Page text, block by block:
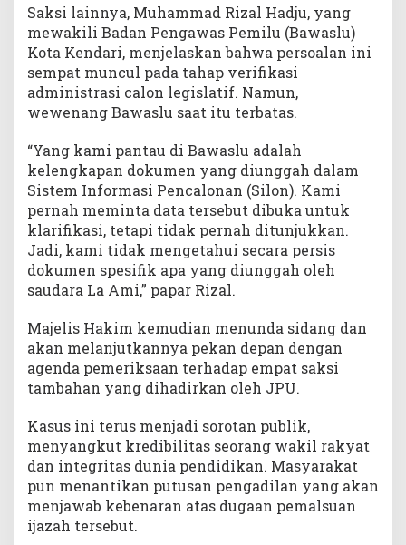
Saksi lainnya, Muhammad Rizal Hadju, yang
mewakili Badan Pengawas Pemilu (Bawaslu)
Kota Kendari, menjelaskan bahwa persoalan ini
sempat muncul pada tahap verifikasi
administrasi calon legislatif. Namun,
wewenang Bawaslu saat itu terbatas.
“Yang kami pantau di Bawaslu adalah
kelengkapan dokumen yang diunggah dalam
Sistem Informasi Pencalonan (Silon). Kami
pernah meminta data tersebut dibuka untuk
klarifikasi, tetapi tidak pernah ditunjukkan.
Jadi, kami tidak mengetahui secara persis
dokumen spesifik apa yang diunggah oleh
saudara La Ami,” papar Rizal.
Majelis Hakim kemudian menunda sidang dan
akan melanjutkannya pekan depan dengan
agenda pemeriksaan terhadap empat saksi
tambahan yang dihadirkan oleh JPU.
Kasus ini terus menjadi sorotan publik,
menyangkut kredibilitas seorang wakil rakyat
dan integritas dunia pendidikan. Masyarakat
pun menantikan putusan pengadilan yang akan
menjawab kebenaran atas dugaan pemalsuan
ijazah tersebut.